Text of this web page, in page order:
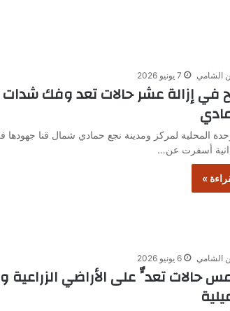
الشامي 7 يونيو 2026
في إزالة عشر حالات تعد وفك
المحلية لمركز ومدينة نجع حمادي شمال قنا جهودها
أسفرت عن…
»
الشامي 6 يونيو 2026
حالات تعدٍّ على الأراضي